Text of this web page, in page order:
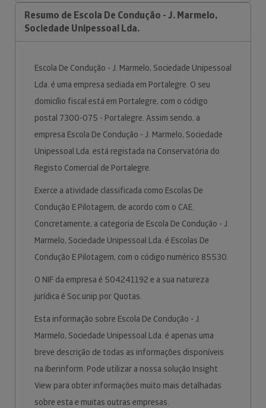
Resumo de Escola De Condução - J. Marmelo,
Sociedade Unipessoal Lda.
Escola De Condução - J. Marmelo, Sociedade Unipessoal
Lda. é uma empresa sediada em Portalegre. O seu
domicílio fiscal está em Portalegre, com o código
postal 7300-075 - Portalegre. Assim sendo, a
empresa Escola De Condução - J. Marmelo, Sociedade
Unipessoal Lda. está registada na Conservatória do
Registo Comercial de Portalegre.
Exerce a atividade classificada como Escolas De
Condução E Pilotagem, de acordo com o CAE.
Concretamente, a categoria de Escola De Condução - J.
Marmelo, Sociedade Unipessoal Lda. é Escolas De
Condução E Pilotagem, com o código numérico 85530.
O NIF da empresa é 504241192 e a sua natureza
jurídica é Soc.unip.por Quotas.
Esta informação sobre Escola De Condução - J.
Marmelo, Sociedade Unipessoal Lda. é apenas uma
breve descrição de todas as informações disponíveis
na Iberinform. Pode utilizar a nossa solução Insight
View para obter informações muito mais detalhadas
sobre esta e muitas outras empresas.